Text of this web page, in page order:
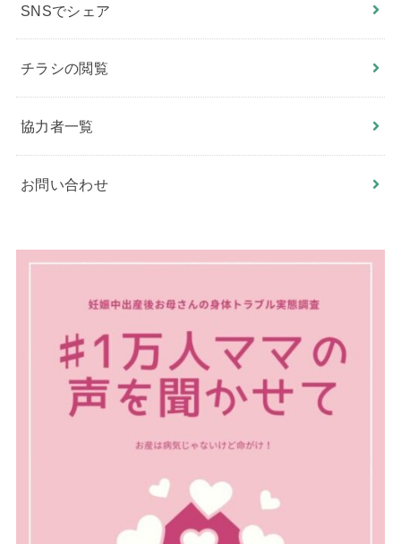
SNSでシェア
チラシの閲覧
協力者一覧
お問い合わせ